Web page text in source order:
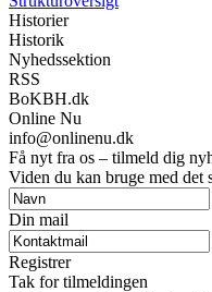
Historier
Historik
Nyhedssektion
RSS
BoKBH.dk
Online Nu
info@onlinenu.dk
Få nyt fra os – tilmeld dig
Viden du kan bruge med det
Din mail
Registrer
Tak for tilmeldingen